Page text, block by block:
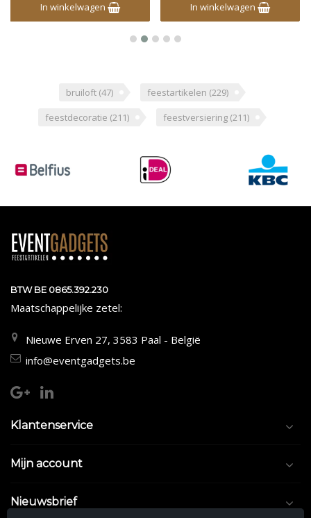
In winkelwagen In winkelwagen
bruiloft (47) feestartikelen (229)
feestdecoratie (211) feestversiering (211)
BTW BE 0865.392.230
Maatschappelijke zetel:
Nieuwe Erven 27, 3583 Paal - België
info@eventgadgets.be
Klantenservice
Mijn account
Nieuwsbrief